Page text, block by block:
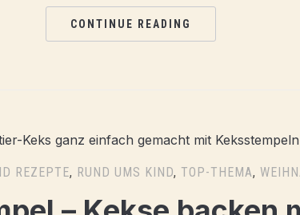
CONTINUE READING
REZEPTE, RUND UMS KIND, TOP-THEMA,